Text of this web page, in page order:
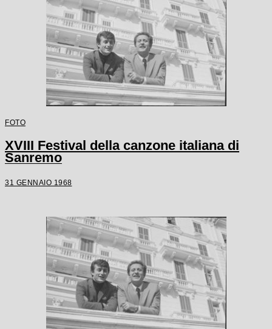
FOTO
XVIII Festival della canzone italiana di
Sanremo
31 GENNAIO 1968